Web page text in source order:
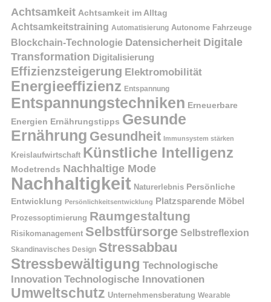
Achtsamkeit Achtsamkeit im Alltag
Achtsamkeitstraining Automatisierung Autonome Fahrzeuge
Blockchain-Technologie Datensicherheit Digitale
Transformation Digitalisierung
Effizienzsteigerung Elektromobilität
Energieeffizienz Entspannung
Entspannungstechniken Erneuerbare
Energien Ernährungstipps Gesunde
Ernährung Gesundheit Immunsystem stärken
Kreislaufwirtschaft Künstliche Intelligenz
Modetrends Nachhaltige Mode
Nachhaltigkeit Naturerlebnis Persönliche
Entwicklung Persönlichkeitsentwicklung Platzsparende Möbel
Prozessoptimierung Raumgestaltung
Risikomanagement Selbstfürsorge Selbstreflexion
Skandinavisches Design Stressabbau
Stressbewältigung Technologische
Innovation Technologische Innovationen
Umweltschutz Unternehmensberatung Wearable